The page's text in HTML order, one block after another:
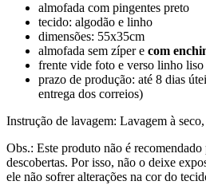
almofada com pingentes preto
tecido: algodão e linho
dimensões: 55x35cm
almofada sem zíper e com
frente vide foto e verso linho liso
prazo de produção: até 8 dias
entrega dos correios)
Instrução de lavagem: Lavagem à
Obs.: Este produto não é recomendado
descobertas. Por isso, não o deixe
ele não sofrer alterações na cor do